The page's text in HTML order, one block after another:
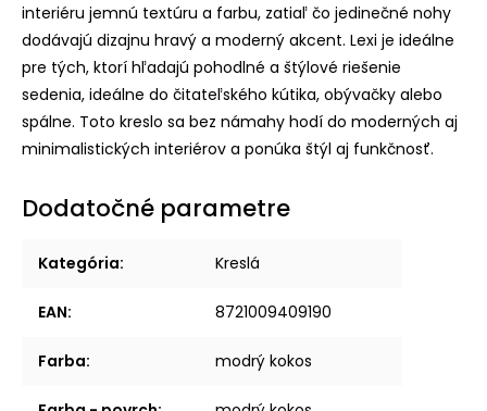
interiéru jemnú textúru a farbu, zatiaľ čo jedinečné nohy
dodávajú dizajnu hravý a moderný akcent. Lexi je ideálne
pre tých, ktorí hľadajú pohodlné a štýlové riešenie
sedenia, ideálne do čitateľského kútika, obývačky alebo
spálne. Toto kreslo sa bez námahy hodí do moderných aj
minimalistických interiérov a ponúka štýl aj funkčnosť.
Dodatočné parametre
Kategória: Kreslá
EAN: 8721009409190
Farba: modrý kokos